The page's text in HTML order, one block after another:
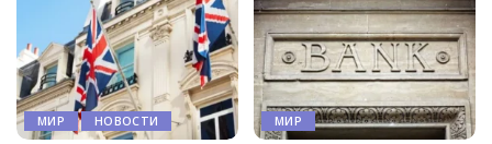
МИР НОВОСТИ МИР